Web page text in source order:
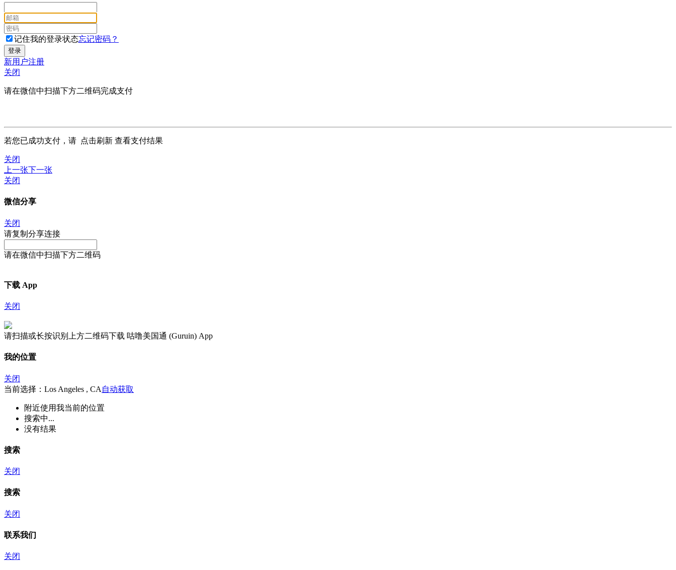
记住我的登录状态忘记密码？
新用户注册
关闭
请在微信中扫描下方二维码完成支付
若您已成功支付，请 点击刷新 查看支付结果
关闭
上一张下一张
关闭
微信分享
关闭
请复制分享连接
请在微信中扫描下方二维码
下载 App
关闭
请扫描或长按识别上方二维码下载 咕噜美国通 (Guruin) App
我的位置
关闭
当前选择：Los Angeles , CA 自动获取
附近使用我当前的位置
搜索中...
没有结果
搜索
关闭
搜索
关闭
联系我们
关闭